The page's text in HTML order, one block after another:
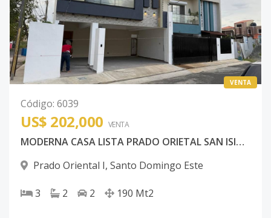
VENTA
Código: 6039
US$ 202,000 VENTA
MODERNA CASA LISTA PRADO ORIETAL SAN ISIDRO
Prado Oriental I, Santo Domingo Este
3 2 2 190 Mt2